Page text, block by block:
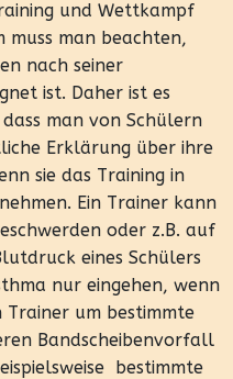
und Wettkampf
man beachten,
nach seiner
ist. Daher ist es
man von Schülern
Erklärung über ihre
sie das Training in
Ein Trainer kann
oder z.B. auf
eines Schülers
nur eingehen, wenn
Trainer um bestimmte
Bandscheibenvorfall
bestimmte